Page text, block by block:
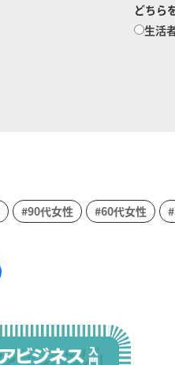
どちら
生活
#90代女性 #60代女性